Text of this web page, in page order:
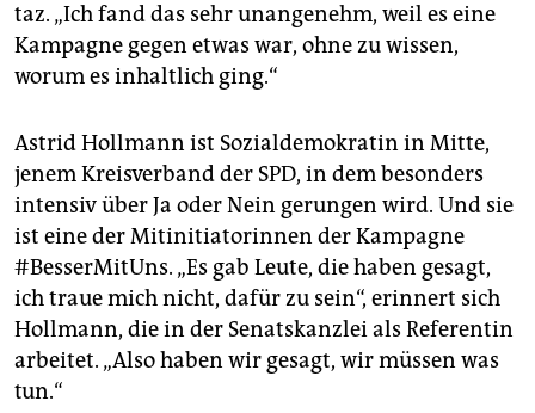
taz. „Ich fand das sehr unangenehm, weil es eine
Kampagne gegen etwas war, ohne zu wissen,
worum es inhaltlich ging.“
Astrid Hollmann ist Sozialdemokratin in Mitte,
jenem Kreisverband der SPD, in dem besonders
intensiv über Ja oder Nein gerungen wird. Und sie
ist eine der Mitinitiatorinnen der Kampagne
#BesserMitUns. „Es gab Leute, die haben gesagt,
ich traue mich nicht, dafür zu sein“, erinnert sich
Hollmann, die in der Senatskanzlei als Referentin
arbeitet. „Also haben wir gesagt, wir müssen was
tun.“